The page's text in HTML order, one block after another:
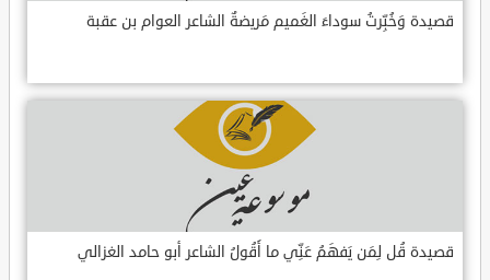
قصيدة وَخُبِّرتُ سوداءَ الغَميم مَريضةٌ الشاعر العوام بن عقبة
قصيدة قُل لِمَن يَفهَمُ عَنِّي ما أَقُولُ الشاعر أبو حامد الغزالي